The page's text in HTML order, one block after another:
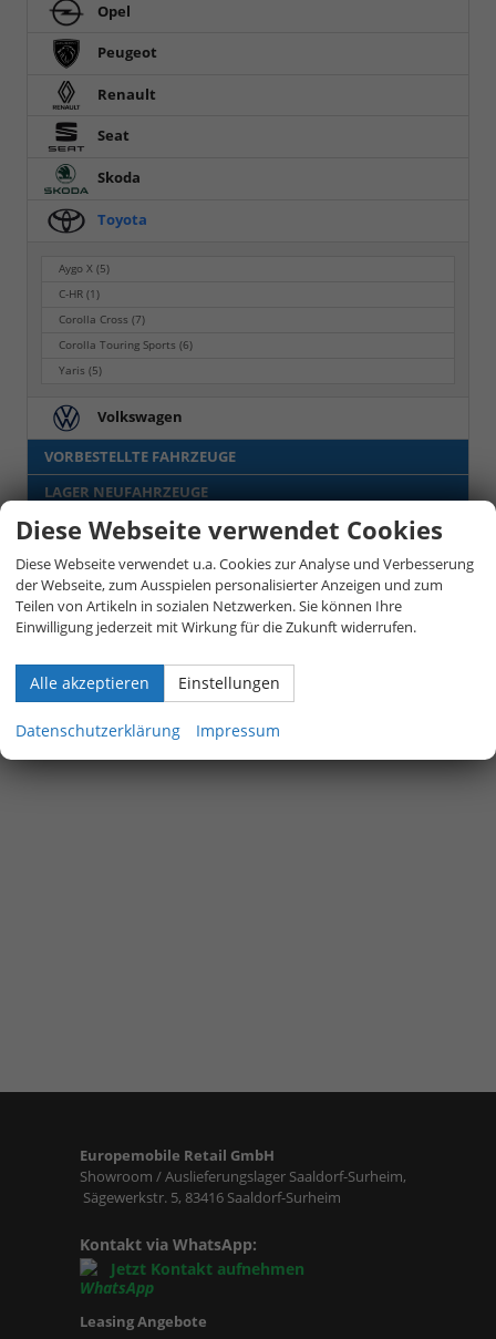
Opel
Peugeot
Renault
Seat
Skoda
Toyota
Aygo X(5)
C-HR(1)
Corolla Cross(7)
Corolla Touring Sports(6)
Yaris(5)
Volkswagen
VORBESTELLTE FAHRZEUGE
LAGER NEUFAHRZEUGE
GEBRAUCHTFAHRZEUGE
LEASING-AKTIONSFAHRZEUGE
Anmelden
Europemobile Retail GmbH
Showroom / Auslieferungslager Saaldorf-Surheim,
Sägewerkstr. 5, 83416 Saaldorf-Surheim
Kontakt via WhatsApp:
Jetzt Kontakt aufnehmen
Leasing Angebote
Diese Webseite verwendet Cookies
Diese Webseite verwendet u.a. Cookies zur Analyse und Verbesserung
der Webseite, zum Ausspielen personalisierter Anzeigen und zum
Teilen von Artikeln in sozialen Netzwerken. Sie können Ihre
Einwilligung jederzeit mit Wirkung für die Zukunft widerrufen.
Alle akzeptieren Einstellungen
Datenschutzerklärung Impressum